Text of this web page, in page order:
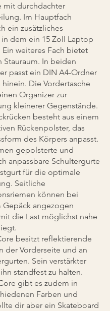
mit durchdachter
Im Hauptfach
ein zusätzliches
dem ein 15 Zoll Laptop
Ein weiteres Fach bietet
Stauraum. In beiden
passt ein DIN A4-Ordner
Die Vordertasche
Organizer zur
kleinerer Gegenstände.
besteht aus einem
Rückenpolster, das
des Körpers anpasst.
gepolsterte und
anpassbare Schultergurte
für die optimale
Seitliche
können bei
Gepäck angezogen
die Last möglichst nahe
besitzt reflektierende
der Vorderseite und an
Sein verstärkter
standfest zu halten.
gibt es zudem in
Farben und
dir aber ein Skateboard